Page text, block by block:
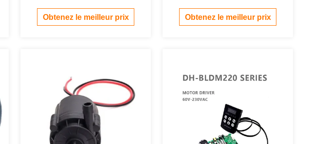
prélèvement de gaz, équipement
médical et instruments d'analyse.
Obtenez le meilleur prix
250 W pour véhicules électroniques.
Obtenez le meilleur prix